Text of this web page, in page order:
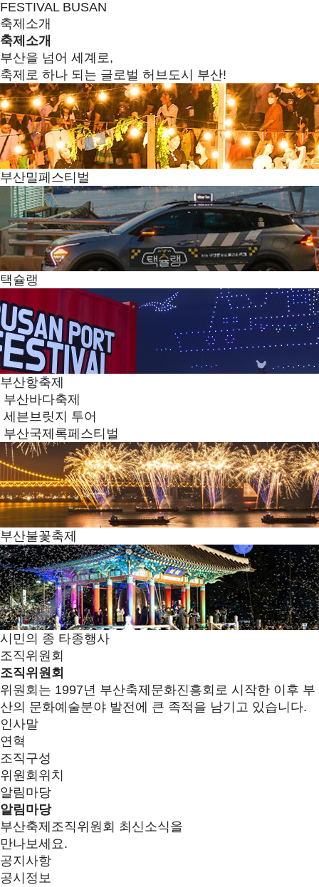
FESTIVAL BUSAN
축제소개
축제소개
부산을 넘어 세계로,
축제로 하나 되는 글로벌 허브도시 부산!
부산밀페스티벌
택슐랭
부산항축제
부산바다축제
세븐브릿지 투어
부산국제록페스티벌
부산불꽃축제
시민의 종 타종행사
조직위원회
조직위원회
위원회는 1997년 부산축제문화진흥회로 시작한 이후 부
산의 문화예술분야 발전에 큰 족적을 남기고 있습니다.
인사말
연혁
조직구성
위원회위치
알림마당
알림마당
부산축제조직위원회 최신소식을
만나보세요.
공지사항
공시정보